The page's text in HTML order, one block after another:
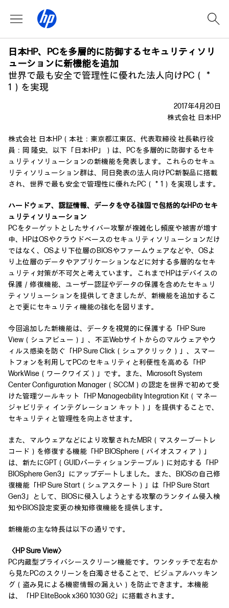
日本HP、PCを多層的に防御するセキュリティソリ
ューションに新機能を追加
世界で最も安全で管理性に優れた法人向けPC（＊
1）を実現
2017年4月20日
株式会社 日本HP
株式会社 日本HP（本社：東京都江東区、代表取締役 社長執行役
員：岡 隆史、以下「日本HP」）は、PCを多層的に防御するセキ
ュリティソリューションの新機能を発表します。これらのセキュ
リティソリューション群は、同日発表の法人向けPC新製品に搭載
され、世界で最も安全で管理性に優れたPC（＊1）を実現します。
ハードウェア、認証情報、データを守る強固で包括的なHPのセキ
ュリティソリューション
PCをターゲットとしたサイバー攻撃が複雑化し頻度や被害が増す
中、HPはOSやクラウドベースのセキュリティソリューションだけ
ではなく、OSより下位層のBIOSやファームウェアなどや、OSよ
り上位層のデータやアプリケーションなどに対する多層的なセキ
ュリティ対策が不可欠と考えています。これまでHPはデバイスの
保護／修復機能、ユーザー認証やデータの保護を含めたセキュリ
ティソリューションを提供してきましたが、新機能を追加するこ
とで更にセキュリティ機能の強化を図ります。
今回追加した新機能は、データを視覚的に保護する「HP Sure
View（シュアビュー）」、不正Webサイトからのマルウェアやウ
ィルス感染を防ぐ「HP Sure Click（シュアクリック）」、スマー
トフォンを利用してPCのセキュリティと利便性を高める「HP
WorkWise（ワークワイズ）」です。また、Microsoft System
Center Configuration Manager（SCCM）の認定を世界で初めて受
けた管理ツールキット「HP Manageability Integration Kit（マネー
ジャビリティ インテグレーション キット）」を提供することで、
セキュリティと管理性を向上させます。
また、マルウェアなどにより攻撃されたMBR（マスターブートレ
コード）を修復する機能「HP BIOSphere（バイオスフィア）」
は、新たにGPT（GUIDパーティションテーブル）に対応する「HP
BIOSphere Gen3」にアップデートしました。また、BIOSの自己修
復機能「HP Sure Start（シュアスタート）」は「HP Sure Start
Gen3」として、BIOSに侵入しようとする攻撃のランタイム侵入検
知やBIOS設定変更の検知修復機能を提供します。
新機能の主な特長は以下の通りです。
〈HP Sure View〉
PC内蔵型プライバシースクリーン機能です。ワンタッチで左右か
ら見たPCのスクリーンを白濁させることで、ビジュアルハッキン
グ（盗み見による機密情報の漏えい）を防止できます。本機能
は、「HP EliteBook x360 1030 G2」に搭載されます。